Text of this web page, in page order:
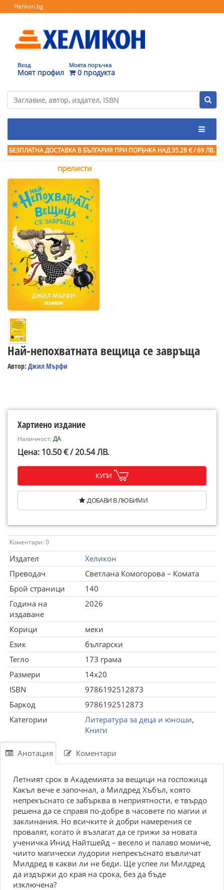
Helikon.bg
Вход
Моят профил
Моята поръчка
0 продукта
БЕЗПЛАТНА ДОСТАВКА В БЪЛГАРИЯ ПРИ ПОРЪЧКА НАД 35.28 € / 69 ЛВ.
прелисти
Най-непохватната вещица се завръща
Автор: Джил Мърфи
Хартиено издание
Наличност:ДА
Цена: 10.50 € / 20.54 ЛВ.
КУПИ
ДОБАВИ В ЛЮБИМИ
Коментари: 0
Издател
Хеликон
Преводач
Светлана Комогорова – Комата
Брой страници
140
Година на
издаване
2026
Корици
меки
Език
български
Тегло
173 грама
Размери
14x20
ISBN
9786192512873
Баркод
9786192512873
Категории
Литература за деца и юноши,
Книги
Анотация Коментари
Летният срок в Академията за вещици на госпожица
Какъл вече e започнал, а Милдред Хъбъл, която
непрекъснато се забърква в неприятности, е твърдо
решена да се справя по-добре в часовете по магии и
заклинания. Но всичките ѝ добри намерения се
провалят, когато ѝ възлагат да се грижи за новата
ученичка Инид Найтшейд – весело и палаво момиче,
чиито магически лудории непрекъснато въвличат
Милдред в какви ли не беди. Ще успее ли Милдред
да издържи до края на срока, без да бъде
изключена?